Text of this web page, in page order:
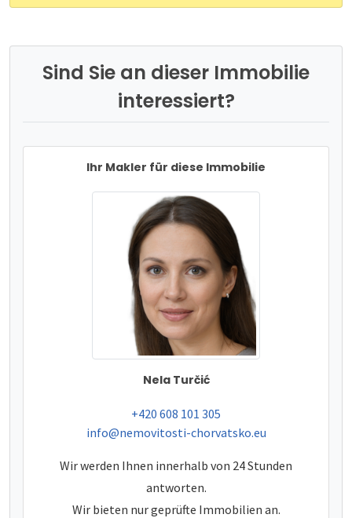
Sind Sie an dieser Immobilie
interessiert?
Ihr Makler für diese Immobilie
Nela Turčić
tel:
+420 608 101 305
e-mail:
info@nemovitosti-chorvatsko.eu
Wir werden Ihnen innerhalb von 24 Stunden
antworten.
Wir bieten nur geprüfte Immobilien an.